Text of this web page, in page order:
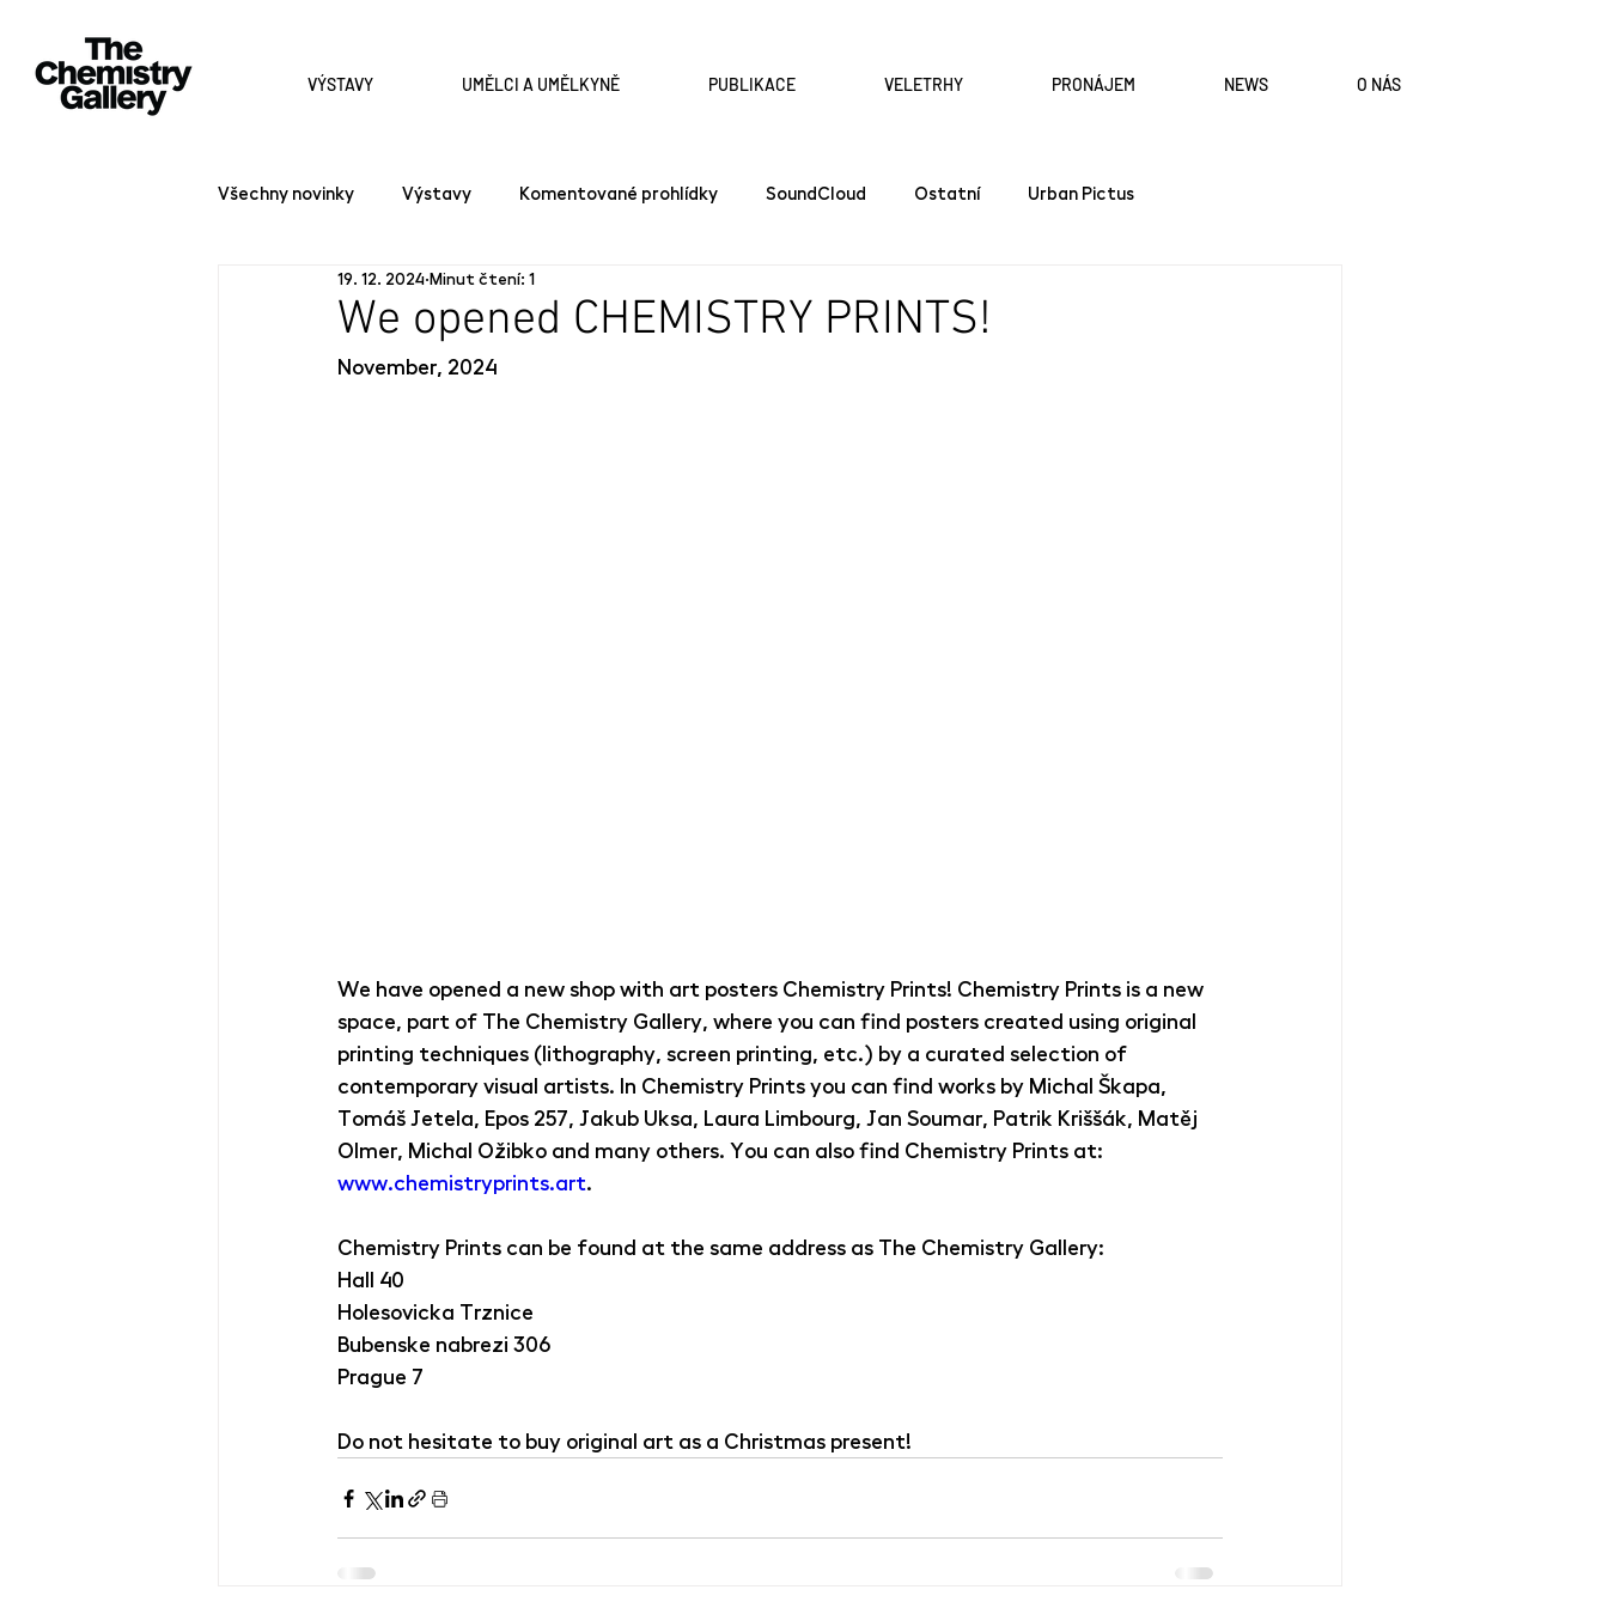
VÝSTAVY UMĚLCI A UMĚLKYNĚ PUBLIKACE VELETRHY PRONÁJEM NEWS O NÁS
Všechny novinky Výstavy Komentované prohlídky SoundCloud Ostatní Urban Pictus
We opened CHEMISTRY PRINTS!
19. 12. 2024 Minut čtení: 1
November, 2024
We have opened a new shop with art posters Chemistry Prints! Chemistry Prints is a new
space, part of The Chemistry Gallery, where you can find posters created using original
printing techniques (lithography, screen printing, etc.) by a curated selection of
contemporary visual artists. In Chemistry Prints you can find works by Michal Škapa,
Tomáš Jetela, Epos 257, Jakub Uksa, Laura Limbourg, Jan Soumar, Patrik Kriššák, Matěj
Olmer, Michal Ožibko and many others. You can also find Chemistry Prints at:
www.chemistryprints.art.
Chemistry Prints can be found at the same address as The Chemistry Gallery:
Hall 40
Holesovicka Trznice
Bubenske nabrezi 306
Prague 7
Do not hesitate to buy original art as a Christmas present!